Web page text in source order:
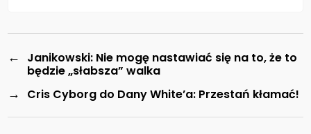
←
Janikowski: Nie mogę nastawiać się na to, że to
będzie „słabsza” walka
→ Cris Cyborg do Dany White’a: Przestań kłamać!